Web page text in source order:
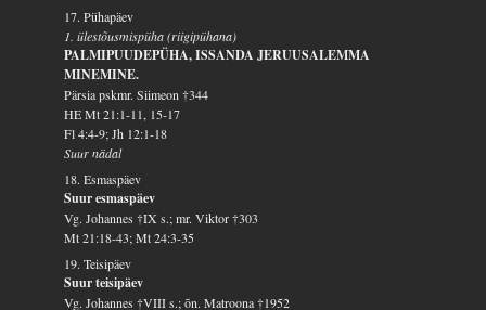
17. Pühapäev
1. ülestõusmispüha (riigipühana)
PALMIPUUDEPÜHA, ISSANDA JERUUSALEMMA
MINEMINE.
Pärsia pskmr. Siimeon †344
HE Mt 21:1-11, 15-17
Fl 4:4-9; Jh 12:1-18
Suur nädal
18. Esmaspäev
Suur esmaspäev
Vg. Johannes †IX s.; mr. Viktor †303
Mt 21:18-43; Mt 24:3-35
19. Teisipäev
Suur teisipäev
Vg. Johannes †VIII s.; õn. Matroona †1952